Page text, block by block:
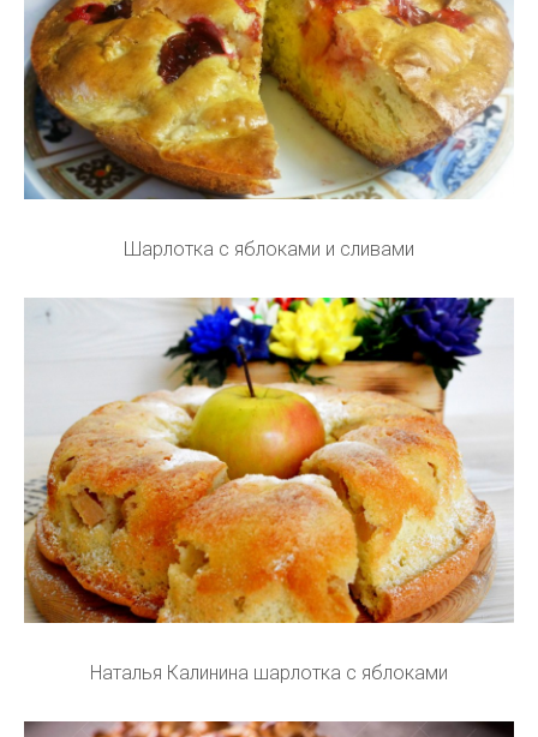
Шарлотка с яблоками и сливами
Наталья Калинина шарлотка с яблоками